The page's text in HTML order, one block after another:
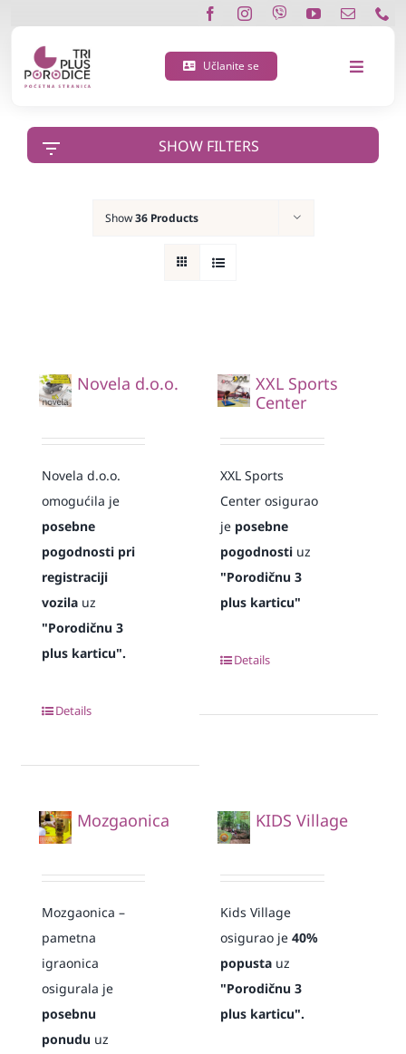
content
Učlanite se
Toggle
O nama
Kontakt
SHOW FILTERS
Show36 Products
Novela d.o.o.
Novela d.o.o.
omogućila je
posebne
pogodnosti pri
registraciji
vozila uz
"Porodičnu 3
plus karticu".
Details
XXL Sports
Center
XXL Sports
Center osigurao
je posebne
pogodnosti uz
"Porodičnu 3
plus karticu"
Details
Mozgaonica
Mozgaonica –
pametna
igraonica
osigurala je
posebnu
ponudu uz
KIDS Village
Kids Village
osigurao je 40%
popusta uz
"Porodičnu 3
plus karticu".